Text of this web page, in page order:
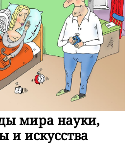
мира науки,
и искусства